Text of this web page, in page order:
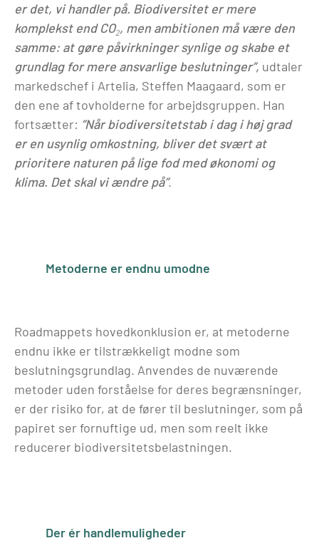
er det, vi handler på. Biodiversitet er mere
komplekst end CO₂, men ambitionen må være den
samme: at gøre påvirkninger synlige og skabe et
grundlag for mere ansvarlige beslutninger”, udtaler
markedschef i Artelia, Steffen Maagaard, som er
den ene af tovholderne for arbejdsgruppen. Han
fortsætter: ”Når biodiversitetstab i dag i høj grad
er en usynlig omkostning, bliver det svært at
prioritere naturen på lige fod med økonomi og
klima. Det skal vi ændre på”.
Metoderne er endnu umodne
Roadmappets hovedkonklusion er, at metoderne
endnu ikke er tilstrækkeligt modne som
beslutningsgrundlag. Anvendes de nuværende
metoder uden forståelse for deres begrænsninger,
er der risiko for, at de fører til beslutninger, som på
papiret ser fornuftige ud, men som reelt ikke
reducerer biodiversitetsbelastningen.
Der ér handlemuligheder